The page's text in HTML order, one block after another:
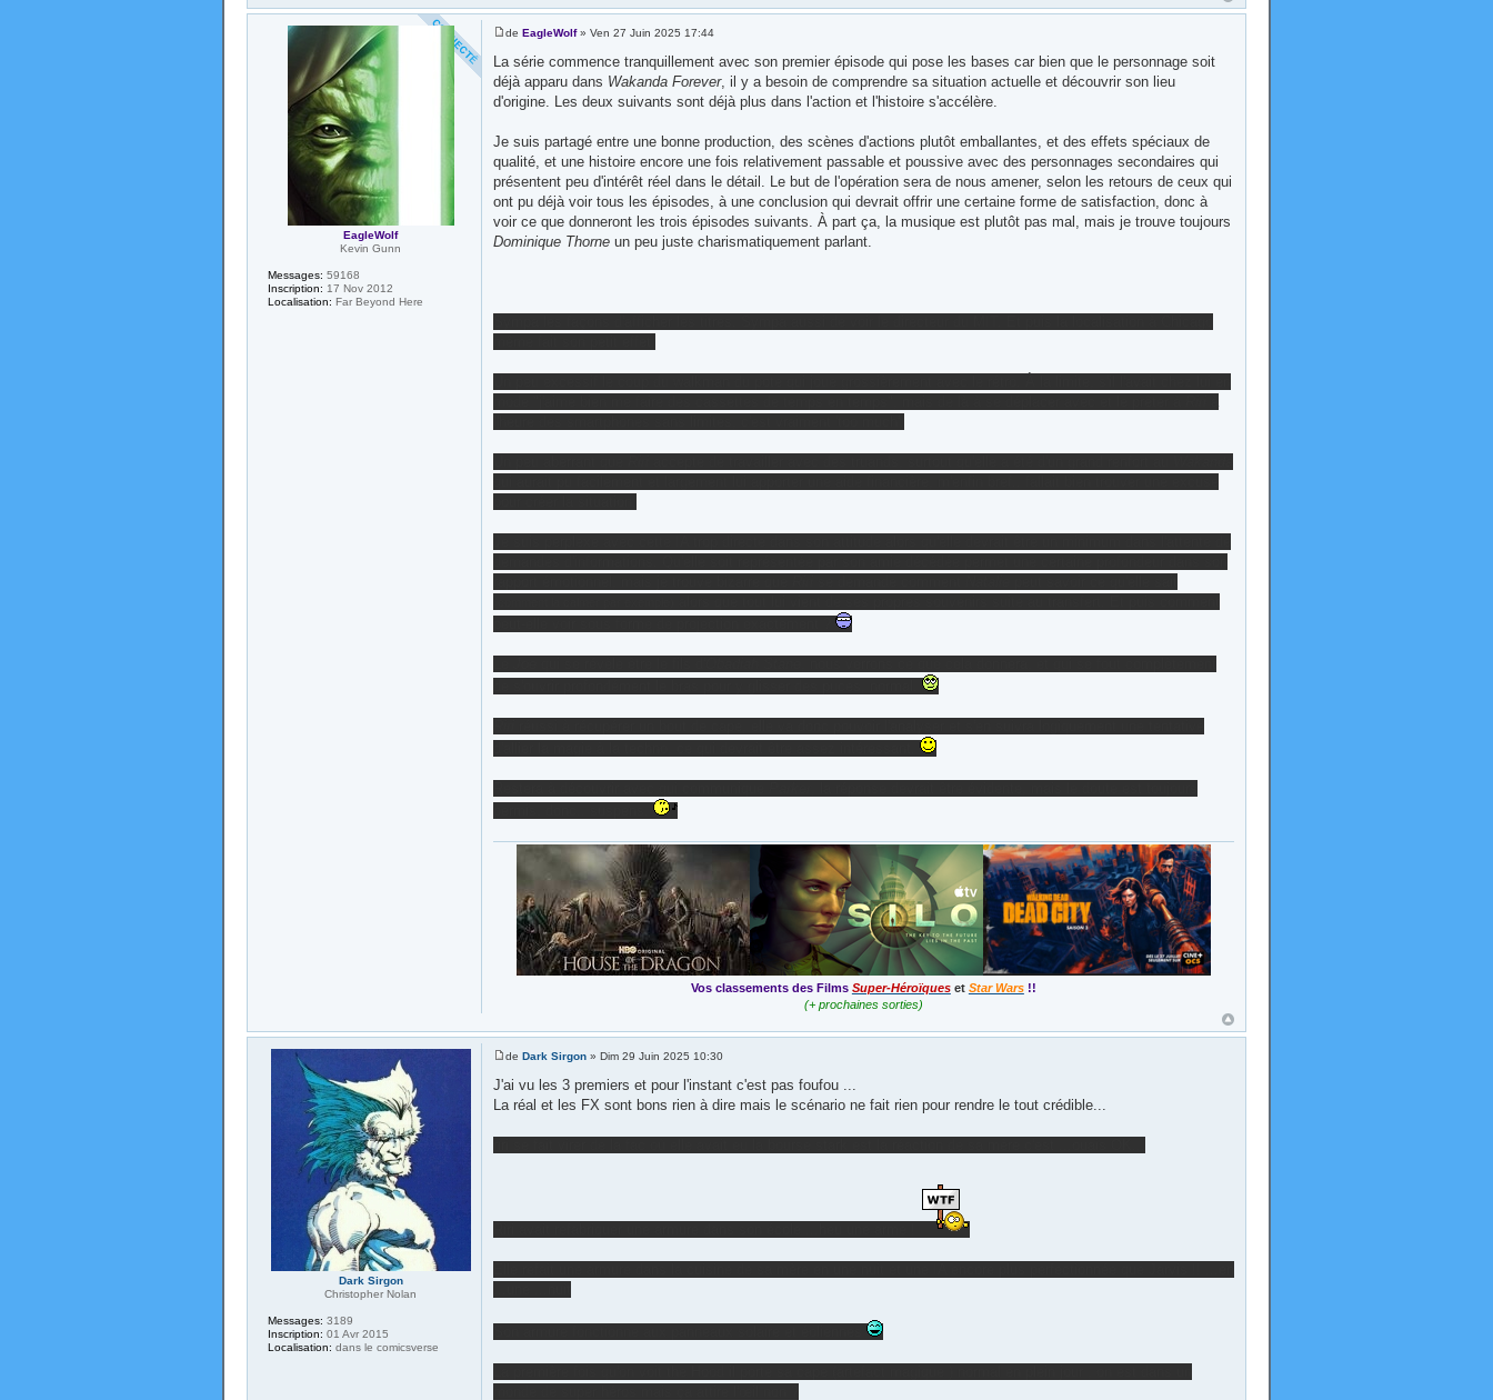
de EagleWolf» Ven 27 Juin 2025 17:44
La série commence tranquillement avec son premier épisode qui pose les bases car bien que le personnage soit
déjà apparu dans Wakanda Forever, il y a besoin de comprendre sa situation actuelle et découvrir son lieu
d'origine. Les deux suivants sont déjà plus dans l'action et l'histoire s'accélère.
Je suis partagé entre une bonne production, des scènes d'actions plutôt emballantes, et des effets spéciaux de
qualité, et une histoire encore une fois relativement passable et poussive avec des personnages secondaires qui
présentent peu d'intérêt réel dans le détail. Le but de l'opération sera de nous amener, selon les retours de ceux qui
ont pu déjà voir tous les épisodes, à une conclusion qui devrait offrir une certaine forme de satisfaction, donc à
voir ce que donneront les trois épisodes suivants. À part ça, la musique est plutôt pas mal, mais je trouve toujours
Dominique Thorneun peu juste charismatiquement parlant.
Vos classements des Films Super-Héroïques et Star Wars !!
(+ prochaines sorties)
EagleWolf
Kevin Gunn
Messages: 59168
Inscription: 17 Nov 2012
Localisation: Far Beyond Here
de Dark Sirgon» Dim 29 Juin 2025 10:30
J'ai vu les 3 premiers et pour l'instant c'est pas foufou ...
La réal et les FX sont bons rien à dire mais le scénario ne fait rien pour rendre le tout crédible...
Dark Sirgon
Christopher Nolan
Messages: 3189
Inscription: 01 Avr 2015
Localisation: dans le comicsverse